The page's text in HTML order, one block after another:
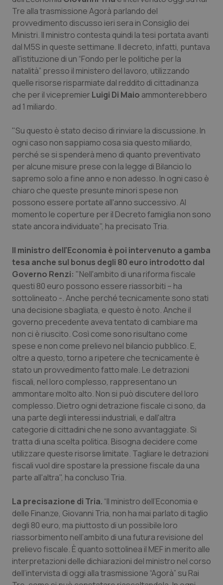
Lazio
Liguria
Lombardia
Marche
Molise
Piemonte
Provincia Autonoma di Bolzano
Provincia Autonoma di Trento
Sardegna
Sicilia
Toscana
Umbria
Valle D’Aosta
Veneto
Diabete & glucometri
Disturbi dell’umore
Dolore
Donna & Salute
Epatiti
HIV
Infezioni & Febbre
Ipertensione & Scompenso
Malattia di Crohn & Rettocolite Ulcerosa
Neuroscienze & patologie neurodegenerative
Obesità
Oftalmologia
Oncodermatologia
Oncoematologia
Oncologia & Nutrizione
Psoriasi & pelle
Quotidiano Cardiologia
Quotidiano Oncologia
Quotidiano Pediatria
Rene & patologie urogenitali
Tre alla trasmissioneAgorà parlando del
provvedimento discusso ieri sera in Consiglio dei
Ministri. Il ministro contesta quindi la tesi portata avanti
dal M5S in queste settimane. Il decreto, infatti, puntava
all'istituzione di un “Fondo per le politiche per la
natalità” presso il ministero del lavoro, utilizzando
quelle risorse risparmiate dal reddito di cittadinanza
che per il vicepremier Luigi Di Maio ammonterebbero
ad 1 miliardo.
"Su questo è stato deciso di rinviare la discussione. In
ogni caso non sappiamo cosa sia questo miliardo,
perché se si spenderà meno di quanto preventivato
per alcune misure prese con la legge di Bilancio lo
sapremo solo a fine anno e non adesso. In ogni caso è
chiaro che queste presunte minori spese non
possono essere portate all'anno successivo. Al
momento le coperture per il Decreto famiglia non sono
state ancora individuate", ha precisato Tria.
Il ministro dell'Economia è poi intervenuto a gamba
tesa anche sul bonus degli 80 euro introdotto dal
Governo Renzi: "Nell'ambito di una riforma fiscale
questi 80 euro possono essere riassorbiti – ha
sottolineato -. Anche perché tecnicamente sono stati
una decisione sbagliata, e questo è noto. Anche il
governo precedente aveva tentato di cambiare ma
non ci è riuscito. Così come sono risultano come
spese e non come prelievo nel bilancio pubblico. E,
oltre a questo, torno a ripetere che tecnicamente è
stato un provvedimento fatto male. Le detrazioni
fiscali, nel loro complesso, rappresentano un
ammontare molto alto. Non si può discutere del loro
complesso. Dietro ogni detrazione fiscale ci sono, da
una parte degli interessi industriali, e dall'altra
categorie di cittadini che ne sono avvantaggiate. Si
tratta di una scelta politica. Bisogna decidere come
utilizzare queste risorse limitate. Tagliare le detrazioni
fiscali vuol dire spostare la pressione fiscale da una
parte all'altra", ha concluso Tria.
La precisazione di Tria. “Il ministro dell’Economia e
delle Finanze, Giovanni Tria, non ha mai parlato di taglio
degli 80 euro, ma piuttosto di un possibile loro
riassorbimento nell’ambito di una futura revisione del
prelievo fiscale. È quanto sottolinea il MEF in merito alle
interpretazioni delle dichiarazioni del ministro nel corso
dell’intervista di oggi alla trasmissione “Agorà” su Rai